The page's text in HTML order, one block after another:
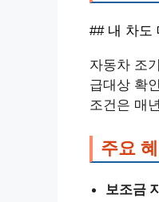
## 내 차도
자동차 조
급대상 확
조건은 매
주요
보조금